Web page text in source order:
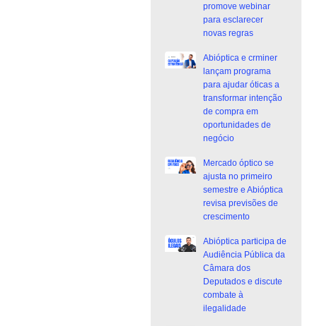
promove webinar
para esclarecer
novas regras
Abióptica e crminer
lançam programa
para ajudar óticas a
transformar intenção
de compra em
oportunidades de
negócio
Mercado óptico se
ajusta no primeiro
semestre e Abióptica
revisa previsões de
crescimento
Abióptica participa de
Audiência Pública da
Câmara dos
Deputados e discute
combate à
ilegalidade